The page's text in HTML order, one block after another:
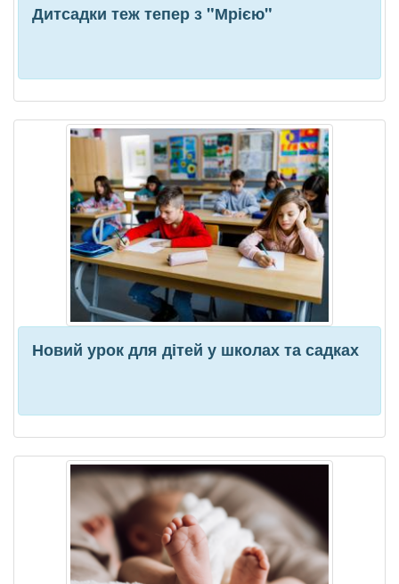
Дитсадки теж тепер з "Мрією"
Новий урок для дітей у школах та садках